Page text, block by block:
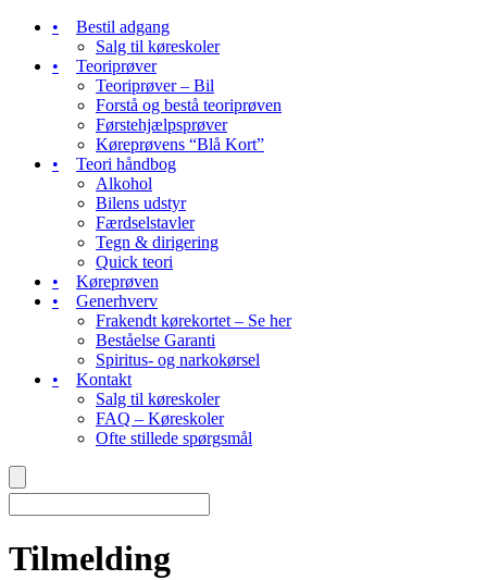
Bestil adgang
Salg til køreskoler
Teoriprøver
Teoriprøver – Bil
Forstå og bestå teoriprøven
Førstehjælpsprøver
Køreprøvens “Blå Kort”
Teori håndbog
Alkohol
Bilens udstyr
Færdselstavler
Tegn & dirigering
Quick teori
Køreprøven
Generhverv
Frakendt kørekortet – Se her
Beståelse Garanti
Spiritus- og narkokørsel
Kontakt
Salg til køreskoler
FAQ – Køreskoler
Ofte stillede spørgsmål
Tilmelding